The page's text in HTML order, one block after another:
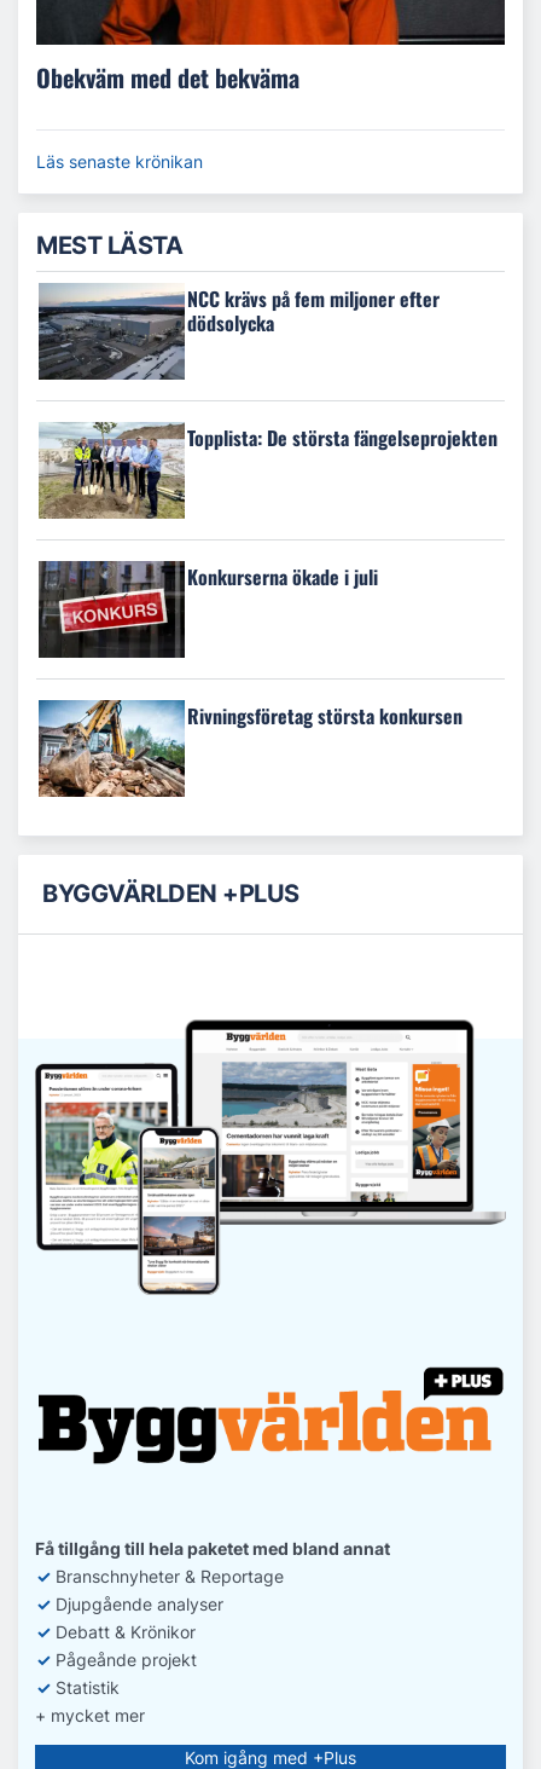
Obekväm med det bekväma
Läs senaste krönikan
MEST LÄSTA
NCC krävs på fem miljoner efter
dödsolycka
Topplista: De största fängelseprojekten
Konkurserna ökade i juli
Rivningsföretag största konkursen
BYGGVÄRLDEN +PLUS
Få tillgång till hela paketet med bland annat
✓ Branschnyheter & Reportage
✓ Djupgående analyser
✓ Debatt & Krönikor
✓ Pågeånde projekt
✓ Statistik
+ mycket mer
Kom igång med +Plus